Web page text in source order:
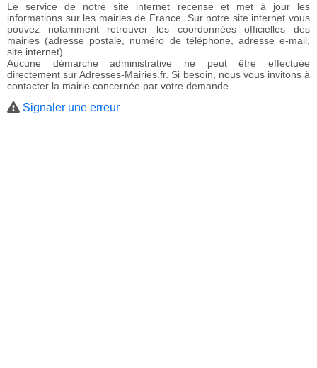
Le service de notre site internet recense et met à jour les
informations sur les mairies de France. Sur notre site internet vous
pouvez notamment retrouver les coordonnées officielles des
mairies (adresse postale, numéro de téléphone, adresse e-mail,
site internet).
Aucune démarche administrative ne peut être effectuée
directement sur Adresses-Mairies.fr. Si besoin, nous vous invitons à
contacter la mairie concernée par votre demande.
Signaler une erreur